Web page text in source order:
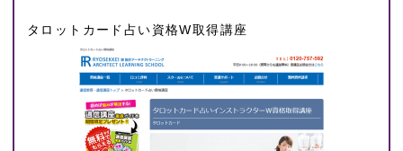
タロットカード占い資格W取得講座